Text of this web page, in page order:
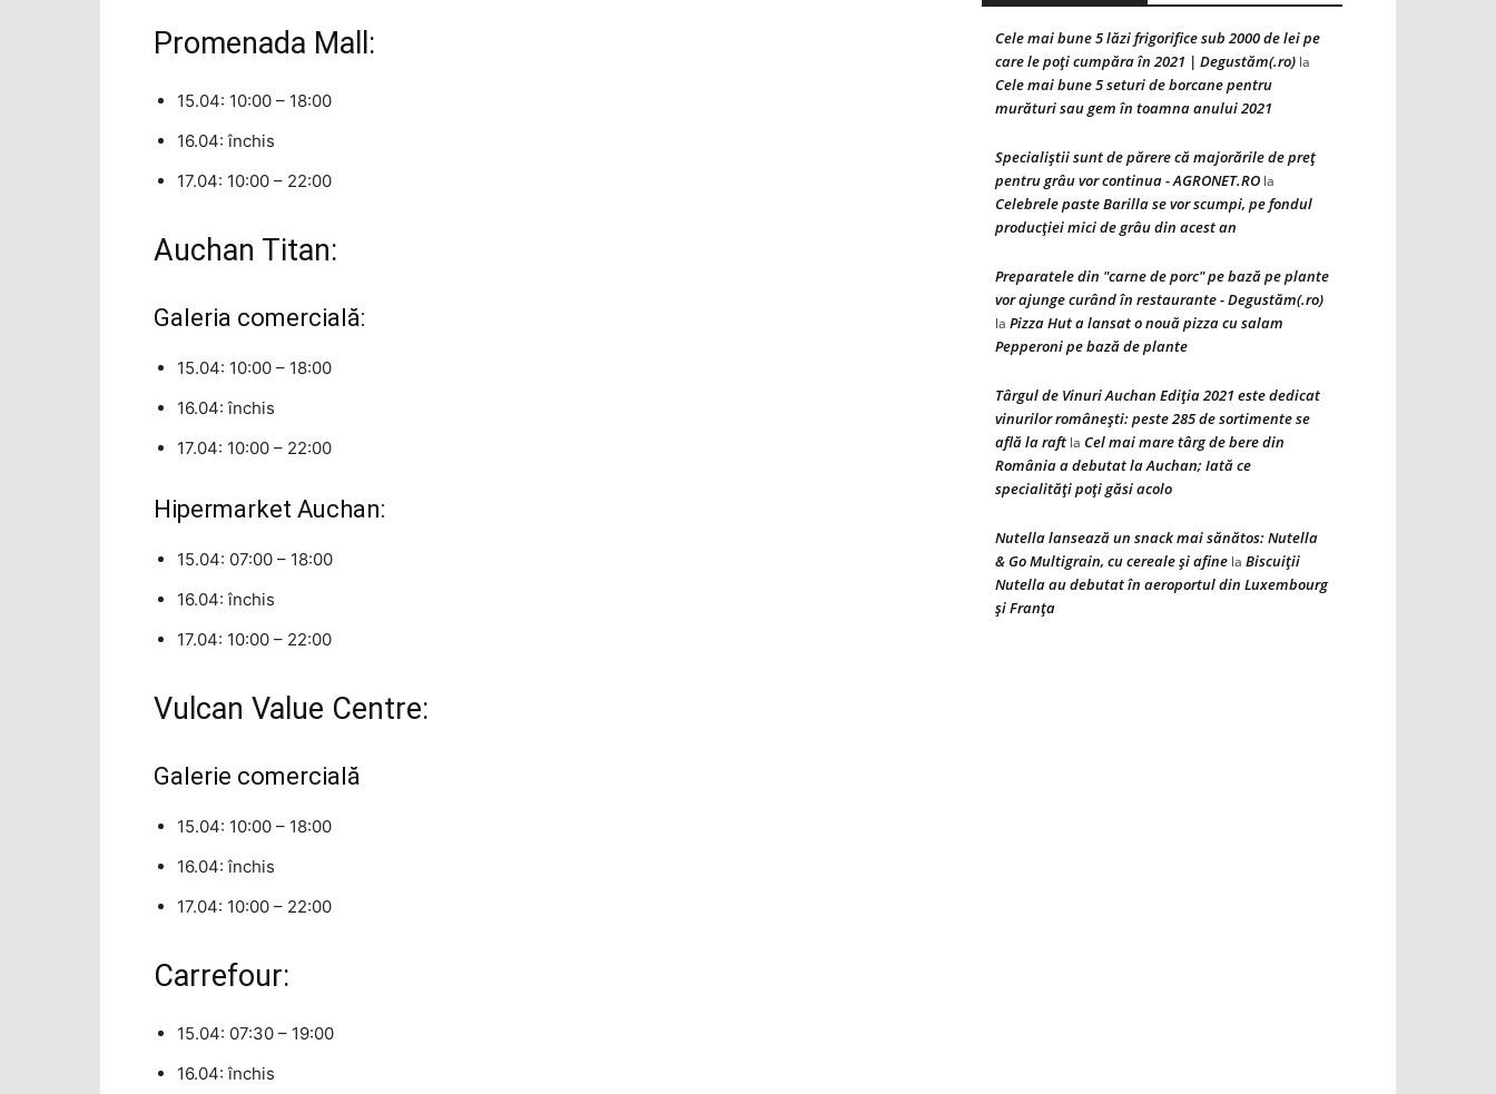
Promenada Mall:
15.04: 10:00 – 18:00
16.04: închis
17.04: 10:00 – 22:00
Auchan Titan:
Galeria comercială:
15.04: 10:00 – 18:00
16.04: închis
17.04: 10:00 – 22:00
Hipermarket Auchan:
15.04: 07:00 – 18:00
16.04: închis
17.04: 10:00 – 22:00
Vulcan Value Centre:
Galerie comercială
15.04: 10:00 – 18:00
16.04: închis
17.04: 10:00 – 22:00
Carrefour:
15.04: 07:30 – 19:00
16.04: închis
Cele mai bune 5 lăzi frigorifice sub 2000 de lei pe
care le poți cumpăra în 2021 | Degustăm(.ro) la
Cele mai bune 5 seturi de borcane pentru
murături sau gem în toamna anului 2021
Specialiștii sunt de părere că majorările de preț
pentru grâu vor continua - AGRONET.RO la
Celebrele paste Barilla se vor scumpi, pe fondul
producției mici de grâu din acest an
Preparatele din "carne de porc" pe bază pe plante
vor ajunge curând în restaurante - Degustăm(.ro)
la Pizza Hut a lansat o nouă pizza cu salam
Pepperoni pe bază de plante
Târgul de Vinuri Auchan Ediţia 2021 este dedicat
vinurilor româneşti: peste 285 de sortimente se
află la raft la Cel mai mare târg de bere din
România a debutat la Auchan; Iată ce
specialităţi poţi găsi acolo
Nutella lansează un snack mai sănătos: Nutella
& Go Multigrain, cu cereale şi afine la Biscuiţii
Nutella au debutat în aeroportul din Luxembourg
şi Franţa